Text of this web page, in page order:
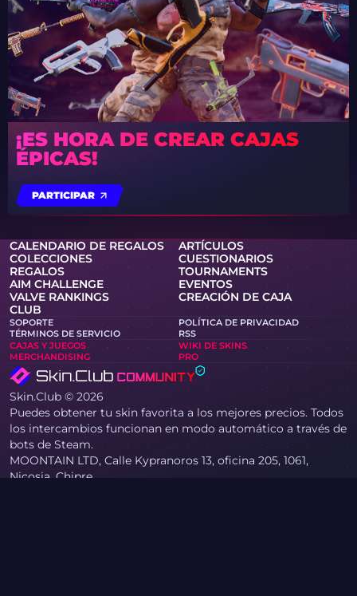
¡ES HORA DE CREAR CAJAS
ÉPICAS!
PARTICIPAR
CALENDARIO DE REGALOS
ARTÍCULOS
COLECCIONES
CUESTIONARIOS
REGALOS
TOURNAMENTS
AIM CHALLENGE
EVENTOS
VALVE RANKINGS
CREACIÓN DE CAJA
CLUB
SOPORTE
POLÍTICA DE PRIVACIDAD
TÉRMINOS DE SERVICIO
RSS
CAJAS Y JUEGOS
WIKI DE SKINS
MERCHANDISING
PRO
Skin.Club © 2026
Puedes obtener tu skin favorita a los mejores precios. Todos
los intercambios funcionan en modo automático a través de
bots de Steam.
MOONTAIN LTD, Calle Kypranoros 13, oficina 205, 1061,
Nicosia, Chipre